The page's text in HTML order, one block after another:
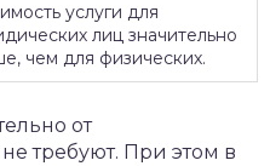
услуги для
лиц значительно
чем для физических.
от
требуют. При этом в